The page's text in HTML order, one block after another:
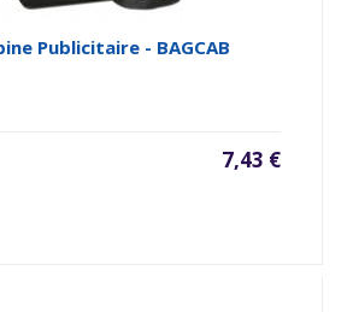
Publicitaire - BAGCAB
7,43 €